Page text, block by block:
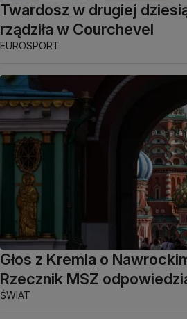
Twardosz w drugiej
rządziła w Courchevel
EUROSPORT
Głos z Kremla o
Rzecznik MSZ
ŚWIAT